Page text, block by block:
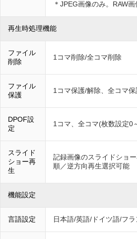
＊JPEG画像のみ。RAW
再生時処理機能
ファイル
削除
1コマ削除/全コマ削除
ファイル
保護
1コマ保護/解除、全コマ
DPOF設
定
1コマ、全コマ(枚数設定0
スライド
ショー再
生
記録画像のスライドショ
順／逆方向再生選択可能
機能設定
言語設定 日本語/英語/ドイツ語/フ